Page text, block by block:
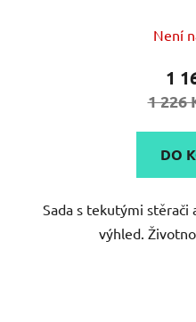
Není
1
1 226
DO
Sada s tekutými stěrači
výhled.